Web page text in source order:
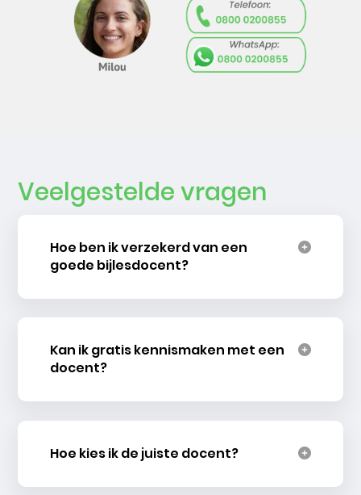
Veelgestelde vragen
Hoe ben ik verzekerd van een
goede bijlesdocent?
Kan ik gratis kennismaken met een
docent?
Hoe kies ik de juiste docent?